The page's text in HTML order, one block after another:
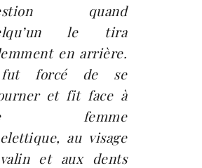
quand
le tira
en arrière.
forcé de se
et fit face à
femme
au visage
et aux dents